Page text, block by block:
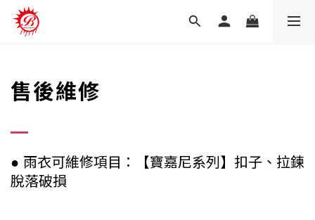
售後維修
● 雨衣可維修項目：【寶嘉尼系列】扣子、拉鍊
脫落破損